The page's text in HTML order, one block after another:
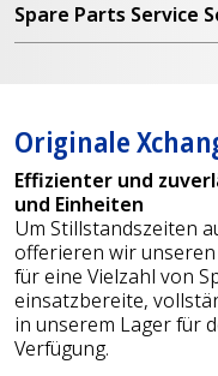
Spare Parts Service
Originale
Effizienter und
und Einheiten
Um Stillstandszeiten
offerieren wir
für eine Vielzahl von
einsatzbereite,
in unserem Lager für
Verfügung.